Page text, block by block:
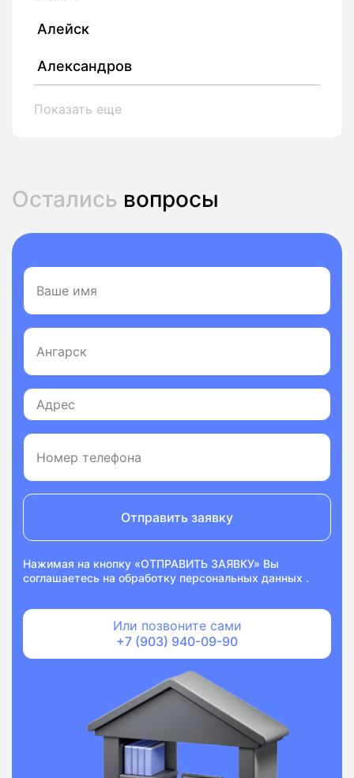
Алейск
Александров
Показать еще
Остались вопросы
Отправить заявку
Нажимая на кнопку «ОТПРАВИТЬ ЗАЯВКУ» Вы
соглашаетесь на обработку персональных данных .
Или позвоните сами
+7 (903) 940-09-90